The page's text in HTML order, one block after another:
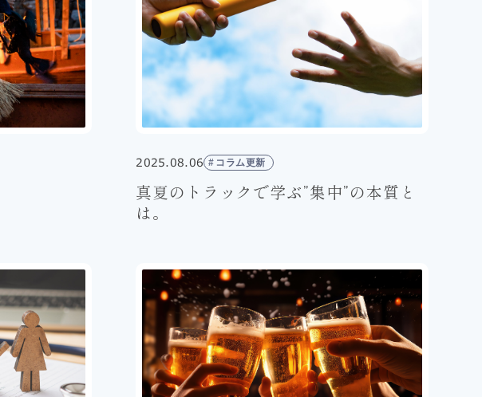
2025.08.06 コラム更新
真夏のトラックで学ぶ”集中”の本質と
は。